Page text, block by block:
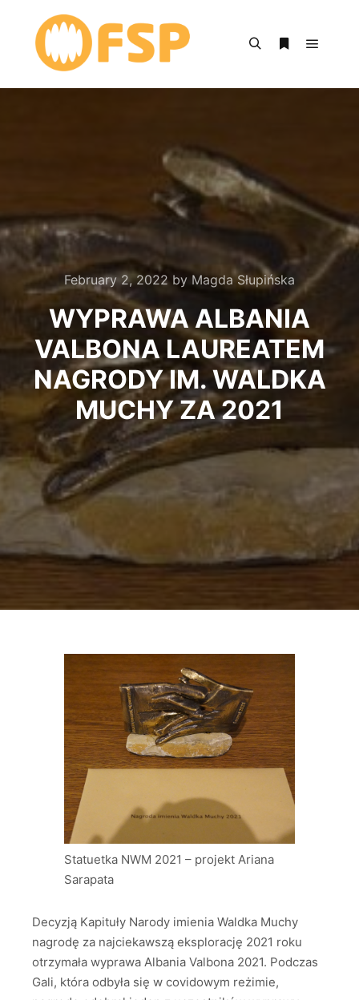
February 2, 2022by Magda Słupińska
WYPRAWA ALBANIA
VALBONA LAUREATEM
NAGRODY IM. WALDKA
MUCHY ZA 2021
Statuetka NWM 2021 – projekt Ariana
Sarapata
Decyzją Kapituły Narody imienia Waldka Muchy
nagrodę za najciekawszą eksplorację 2021 roku
otrzymała wyprawa Albania Valbona 2021. Podczas
Gali, która odbyła się w covidowym reżimie,